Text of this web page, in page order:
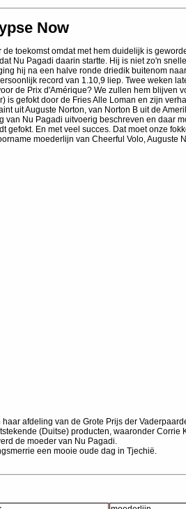
Now
toekomst omdat met hem duidelijk is
Nu Pagadi daarin startte. Hij is niet zo'n
hij na een halve ronde driedik buitenom
record van 1.10,9 liep. Twee weken
de Prix d'Amérique? We zullen hem blijven
gefokt door de Fries Alle Loman en zijn
uit Auguste Norton, van Norton B uit de
Nu Pagadi uitvoerig beschreven en daar
En met veel succes. Dat moet onze
moederlijn van Cheerful Volo, Auguste
afdeling van de Grote Prijs der
(Duitse) producten, waaronder
de moeder van Nu Pagadi.
een mooie oude dag in Tjechië.